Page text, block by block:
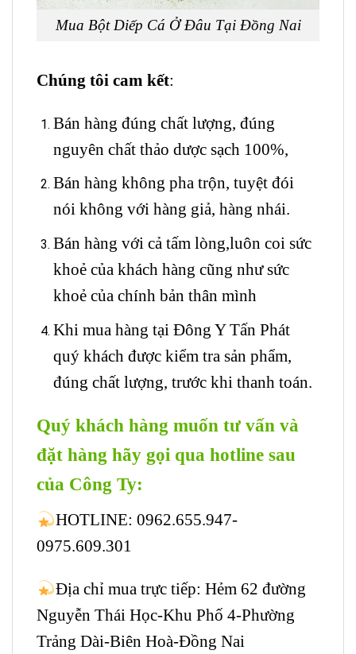
Mua Bột Diếp Cá Ở Đâu Tại Đồng Nai
Chúng tôi cam kết:
Bán hàng đúng chất lượng, đúng
nguyên chất thảo dược sạch 100%,
Bán hàng không pha trộn, tuyệt đói
nói không với hàng giả, hàng nhái.
Bán hàng với cả tấm lòng,luôn coi sức
khoẻ của khách hàng cũng như sức
khoẻ của chính bản thân mình
Khi mua hàng tại Đông Y Tấn Phát
quý khách được kiểm tra sản phẩm,
đúng chất lượng, trước khi thanh toán.
Quý khách hàng muốn tư vấn và
đặt hàng hãy gọi qua hotline sau
của Công Ty:
HOTLINE: 0962.655.947-
0975.609.301
Địa chỉ mua trực tiếp: Hẻm 62 đường
Nguyễn Thái Học-Khu Phố 4-Phường
Trảng Dài-Biên Hoà-Đồng Nai